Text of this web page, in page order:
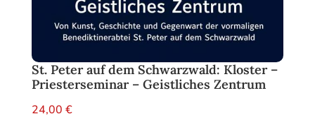
St. Peter auf dem Schwarzwald: Kloster –
Priesterseminar – Geistliches Zentrum
24,00 €